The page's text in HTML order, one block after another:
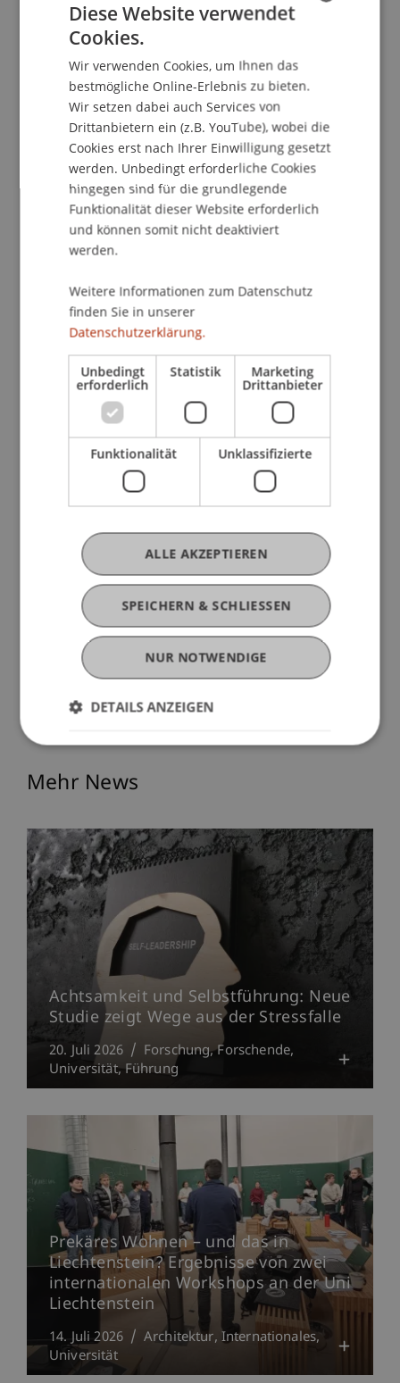
Die Ergebnisse wurden Anfang Juli 2025 im
Gemeindesaal Ruggell öffentlich vorgestellt. An
der Präsentation nahmen Vertreterinnen und
Vertreter der Verwaltung, des Gemeinderats
sowie zahlreiche interessierte Einwohnerinnen
und Einwohner teil. Der Abend bot Raum für
Diskussionen, Rückfragen und Rückmeldungen –
und wurde von allen Seiten positiv als
konstruktiver Austausch gewertet.
Gemeindevorsteher Christian Öhri würdigte die
intensive Auseinandersetzung mit der lokalen
Situation und das hohe Engagement der
Studierenden. Die vorgestellten Ansätze werden
nun von der Gemeinde weiter geprüft und
können mögliche Anknüpfungspunkte für
zukünftige Planungsprozesse bieten.
Das Projekt ist Teil des Wissens- und
Technologietransfers (WTT) an der Universität
Studierende durch forschungsbasierte Lehre
einen aktiven Beitrag zur regionalen
Raumentwicklung leisten können – und wie
Gemeinden von der Zusammenarbeit mit der
Universität profitieren.
Mehr News
Achtsamkeit und Selbstführung: Neue
Studie zeigt Wege aus der Stressfalle
20. Juli 2026 Forschung Forschende
Universität Führung
Prekäres Wohnen – und das in
Liechtenstein? Ergebnisse von zwei
internationalen Workshops an der Uni
Liechtenstein
14. Juli 2026 Architektur Internationales
Universität
Diese Website verwendet
Cookies.
Wir verwenden Cookies, um Ihnen das
bestmögliche Online-Erlebnis zu bieten.
Wir setzen dabei auch Services von
Drittanbietern ein (z.B. YouTube), wobei die
Cookies erst nach Ihrer Einwilligung gesetzt
werden. Unbedingt erforderliche Cookies
hingegen sind für die grundlegende
Funktionalität dieser Website erforderlich
und können somit nicht deaktiviert
werden.
Weitere Informationen zum Datenschutz
finden Sie in unserer
Datenschutzerklärung.
Unbedingt
erforderlich
Statistik Marketing
Drittanbieter
Funktionalität Unklassifizierte
SPEICHERN & SCHLIESSEN
ALLE AKZEPTIEREN
NUR NOTWENDIGE
DETAILS ANZEIGEN